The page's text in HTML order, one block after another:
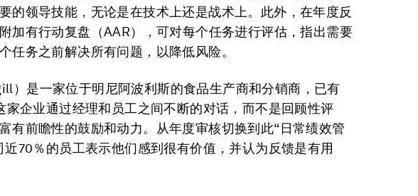
的领导技能，无论是在技术上还是战术上。此外，在年度反
加有行动复盘（AAR），可对每个任务进行评估，指出需要
任务之前解决所有问题，以降低风险。
）是一家位于明尼阿波利斯的食品生产商和分销商，已有
家企业通过经理和员工之间不断的对话，而不是回顾性评
有前瞻性的鼓励和动力。从年度审核切换到此“日常绩效管
近70％的员工表示他们感到很有价值，并认为反馈是有用